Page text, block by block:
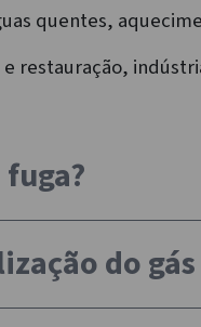
quentes,
restauração,
do